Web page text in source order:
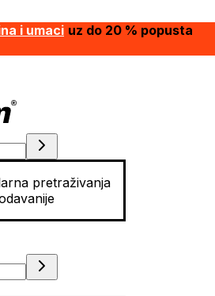
i umaci uz do 20 % popusta
pretraživanja